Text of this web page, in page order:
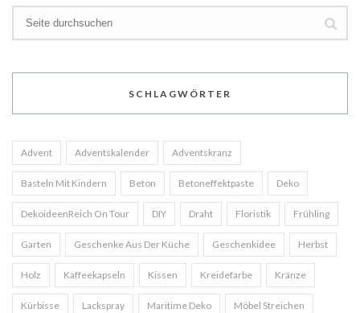
SCHLAGWÖRTER
Advent Adventskalender Adventskranz
Basteln Mit Kindern Beton Betoneffektpaste Deko
DekoideenReich On Tour DIY Draht Floristik Frühling
Garten Geschenke Aus Der Küche Geschenkidee Herbst
Holz Kaffeekapseln Kissen Kreidefarbe Kränze
Kürbisse Lackspray Maritime Deko Möbel Streichen